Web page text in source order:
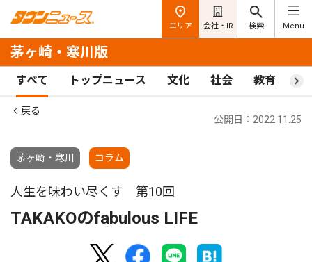
エリア 会社・IR 検索 Menu
茅ヶ崎・寒川版
すべて トップニュース 文化 社会 教育 ス
戻る
茅ヶ崎・寒川 コラム
公開日：2022.11.25
人生を味わい尽くす 第10回
TAKAKOのfabulous LIFE